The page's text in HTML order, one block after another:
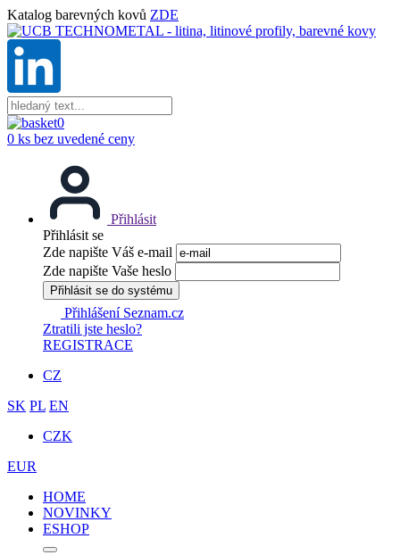
Katalog barevných kovů ZDE
0
0 ks bez uvedené ceny
Přihlásit
Přihlásit se
Zde napište Váš e-mail
Zde napište Vaše heslo
Přihlásit se do systému
Přihlášení Seznam.cz
Ztratili jste heslo?
REGISTRACE
CZ
SK PL EN
CZK
EUR
HOME
NOVINKY
ESHOP